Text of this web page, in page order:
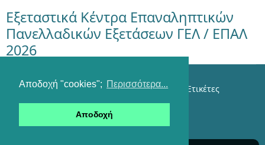
Αποδοχή "cookies"; Περισσότερα...
Αποδοχή
Εξεταστικά Κέντρα Επαναληπτικών
Πανελλαδικών Εξετάσεων ΓΕΛ / ΕΠΑΛ
2026
Επικοινωνία Όροι χρήσης Αναζήτηση
Ετικέτες
Είσοδος